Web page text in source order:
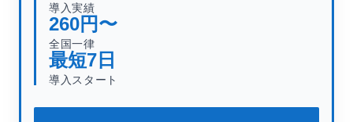
導入実績
260円〜
全国一律
最短7 日
導入スタート